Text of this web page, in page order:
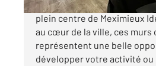
À vendre Murs commerciaux
plein centre de Meximieux
au cœur de la ville, ces murs
représentent une belle
développer votre activité ou